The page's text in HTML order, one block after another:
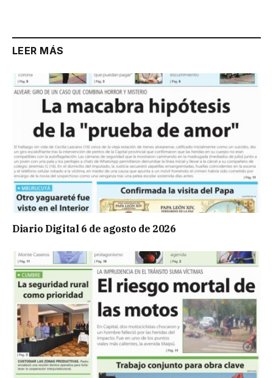
LEER MÁS
Diario Digital 6 de agosto de 2026